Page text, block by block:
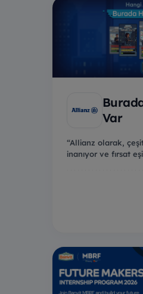
Var
“Allianz olarak,
inanıyor ve fırsat